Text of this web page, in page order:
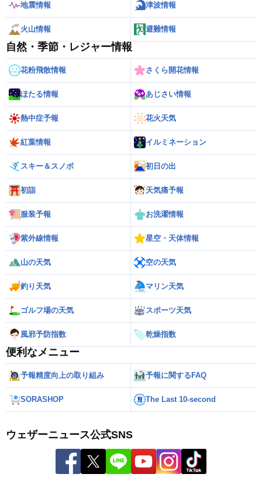
地震情報 津波情報
火山情報 避難情報
自然・季節・レジャー情報
花粉飛散情報 さくら開花情報
ほたる情報 あじさい情報
熱中症予報 花火天気
紅葉情報 イルミネーション
スキー＆スノボ 初日の出
初詣 天気痛予報
服装予報 お洗濯情報
紫外線情報 星空・天体情報
山の天気 空の天気
釣り天気 マリン天気
ゴルフ場の天気 スポーツ天気
風邪予防指数 乾燥指数
便利なメニュー
予報精度向上の取り組み 予報に関するFAQ
SORASHOP The Last 10-second
ウェザーニュース公式SNS